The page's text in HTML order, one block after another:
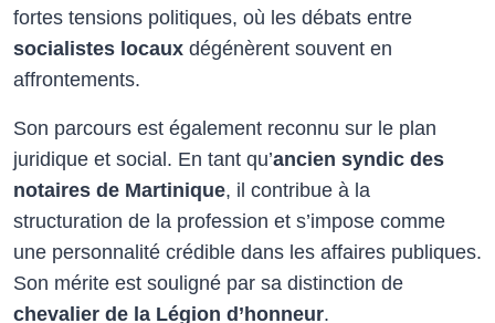
fortes tensions politiques, où les débats entre
socialistes locaux dégénèrent souvent en
affrontements.
Son parcours est également reconnu sur le plan
juridique et social. En tant qu’ancien syndic des
notaires de Martinique, il contribue à la
structuration de la profession et s’impose comme
une personnalité crédible dans les affaires publiques.
Son mérite est souligné par sa distinction de
chevalier de la Légion d’honneur.